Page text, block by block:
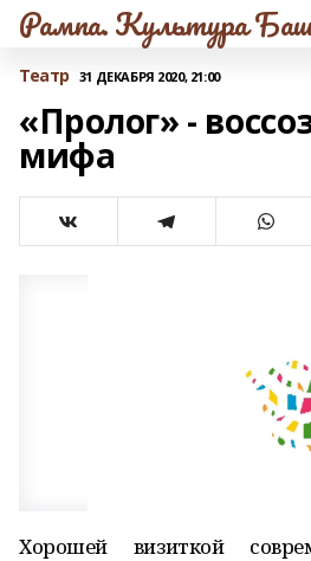
Рампа. Культура
Театр 31 ДЕКАБРЯ 2020, 21:00
«Пролог» -
мифа
Хорошей визиткой